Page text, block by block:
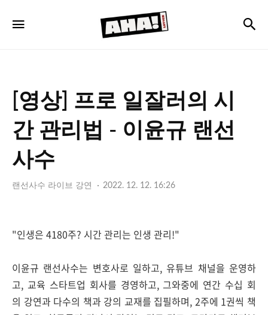
아
하
[영상] 프로 일잘러의 시
간 관리법 - 이윤규 랜선
사수
랜선사수 라이브 강연 2022. 12. 12. 16:26
"인생은 4180주? 시간 관리는 인생 관리!"
이윤규 랜선사수는 변호사로 일하고, 유튜브 채널을 운영하
고, 교육 스타트업 회사를 경영하고, 그와중에 연간 수십 회
의 강연과 다수의 책과 강의 교재를 집필하며, 2주에 1권씩 책